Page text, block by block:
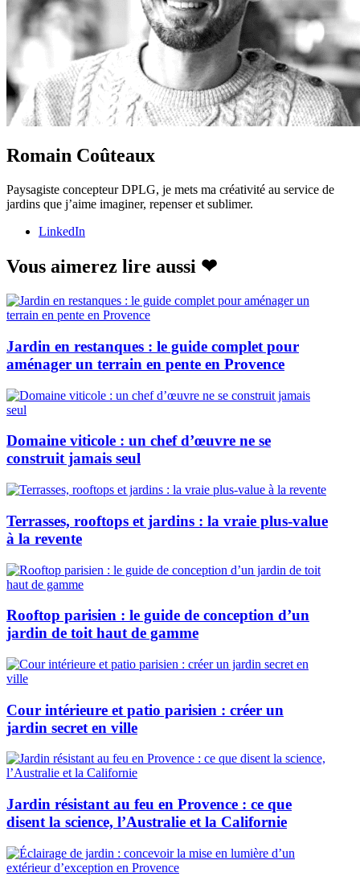
Romain Coûteaux
Paysagiste concepteur DPLG, je mets ma créativité au service de
jardins que j’aime imaginer, repenser et sublimer.
LinkedIn
Vous aimerez lire aussi ❤
Jardin en restanques : le guide complet pour
aménager un terrain en pente en Provence
Domaine viticole : un chef d’œuvre ne se
construit jamais seul
Terrasses, rooftops et jardins : la vraie plus-value
à la revente
Rooftop parisien : le guide de conception d’un
jardin de toit haut de gamme
Cour intérieure et patio parisien : créer un
jardin secret en ville
Jardin résistant au feu en Provence : ce que
disent la science, l’Australie et la Californie